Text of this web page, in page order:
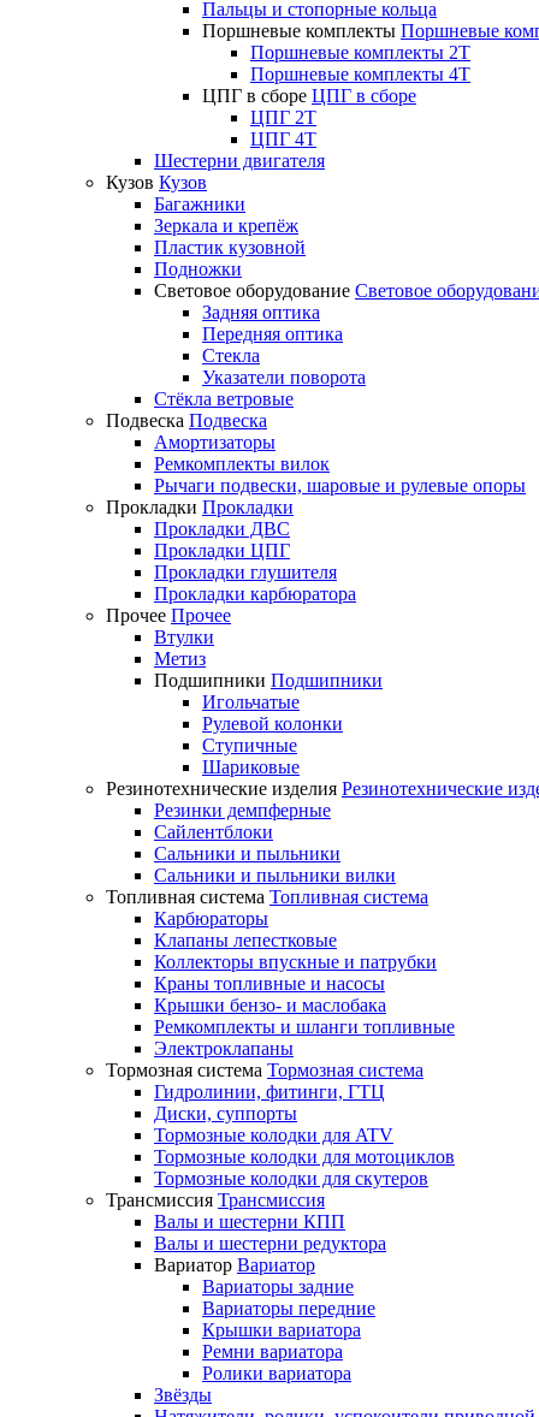
Пальцы и стопорные кольца
Поршневые комплекты Поршневые
Поршневые комплекты 2T
Поршневые комплекты 4T
ЦПГ в сборе ЦПГ в сборе
ЦПГ 2T
ЦПГ 4T
Шестерни двигателя
Кузов Кузов
Багажники
Зеркала и крепёж
Пластик кузовной
Подножки
Световое оборудование Световое
Задняя оптика
Передняя оптика
Стекла
Указатели поворота
Стёкла ветровые
Подвеска Подвеска
Амортизаторы
Ремкомплекты вилок
Рычаги подвески, шаровые и рулевые опоры
Прокладки Прокладки
Прокладки ДВС
Прокладки ЦПГ
Прокладки глушителя
Прокладки карбюратора
Прочее Прочее
Втулки
Метиз
Подшипники Подшипники
Игольчатые
Рулевой колонки
Ступичные
Шариковые
Резинотехнические изделия Резинотехнические
Резинки демпферные
Сайлентблоки
Сальники и пыльники
Сальники и пыльники вилки
Топливная система Топливная система
Карбюраторы
Клапаны лепестковые
Коллекторы впускные и патрубки
Краны топливные и насосы
Крышки бензо- и маслобака
Ремкомплекты и шланги топливные
Электроклапаны
Тормозная система Тормозная система
Гидролинии, фитинги, ГТЦ
Диски, суппорты
Тормозные колодки для ATV
Тормозные колодки для мотоциклов
Тормозные колодки для скутеров
Трансмиссия Трансмиссия
Валы и шестерни КПП
Валы и шестерни редуктора
Вариатор Вариатор
Вариаторы задние
Вариаторы передние
Крышки вариатора
Ремни вариатора
Ролики вариатора
Звёзды